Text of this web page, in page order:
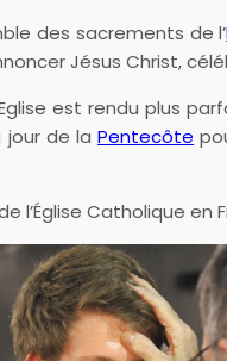
des sacrements de l’
Jésus Christ,
est rendu plus
jour de laPentecôte
Catholique en